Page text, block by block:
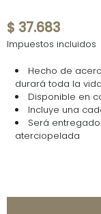
$ 37.683
Impuestos incluidos
Hecho de
durará toda la vida
Disponible en
Incluye una
Será
aterciopelada